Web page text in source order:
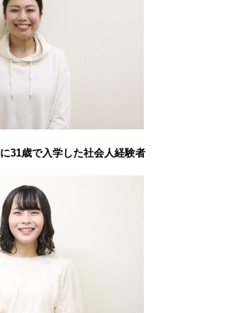
に31歳で入学した社会人経験者